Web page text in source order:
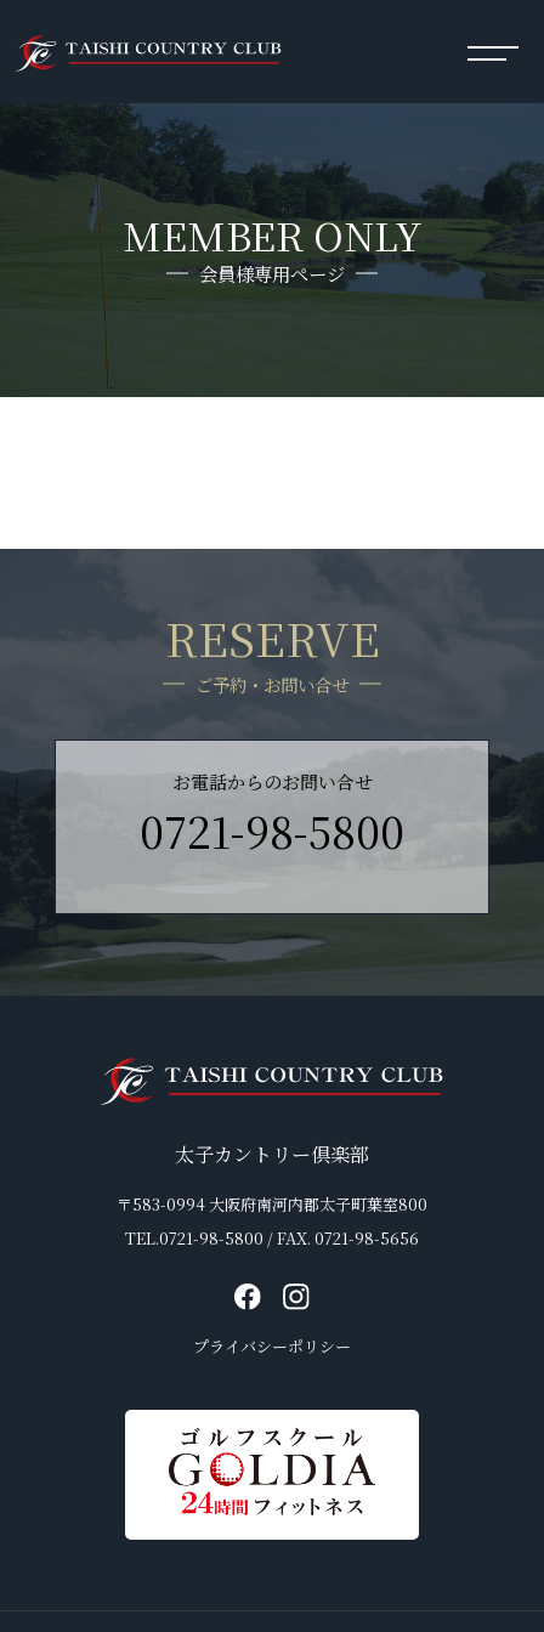
MEMBER ONLY
会員様専用ページ
RESERVE
ご予約・お問い合せ
お電話からのお問い合せ
0721-98-5800
太子カントリー倶楽部
〒583-0994 大阪府南河内郡太子町葉室800
TEL.0721-98-5800 / FAX. 0721-98-5656
プライバシーポリシー